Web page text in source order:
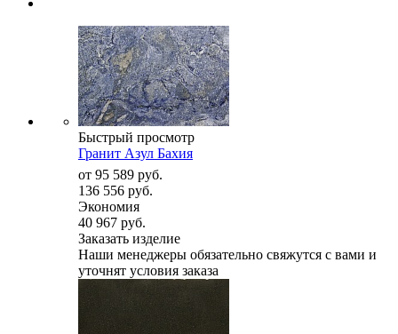
Быстрый просмотр
Гранит Азул Бахия
от 95 589 руб.
136 556 руб.
Экономия
40 967 руб.
Заказать изделие
Наши менеджеры обязательно свяжутся с вами и
уточнят условия заказа